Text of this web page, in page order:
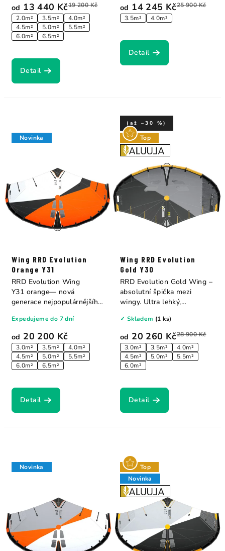
od 13 440 Kč19 200 Kč
2.0m² 3.5m²
4.0m²
4.5m²
5.0m²
5.5m²
6.0m²
6.5m²
Detail
od 14 245 Kč25 900 Kč
3.5m² 4.0m²
Detail
Novinka
Wing RRD Evolution
Orange Y31
od 20 200 Kč
3.0m² 3.5m²
4.0m²
4.5m²
5.0m²
5.5m²
6.0m²
6.5m²
Expedujeme do 7 dní
Detail
RRD Evolution Wing
Y31 orange— nová
generace nejpopulárnějšího
Top
Wing RRD Evolution
Gold Y30
od 20 260 Kč28 900 Kč
(až –30 %)
3.0m² 3.5m²
4.0m²
4.5m²
5.0m²
5.5m²
6.0m²
✓ Skladem (1 ks)
Detail
RRD Evolution Gold Wing –
absolutní špička mezi
wingy. Ultra lehký,
Novinka
Novinka
Top